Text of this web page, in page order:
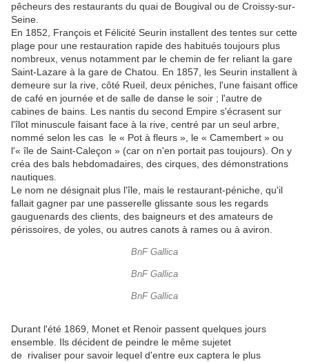
pêcheurs des restaurants du quai de Bougival ou de Croissy-sur-
Seine.
En 1852, François et Félicité Seurin installent des tentes sur cette
plage pour une restauration rapide des habitués toujours plus
nombreux, venus notamment par le chemin de fer reliant la gare
Saint-Lazare à la gare de Chatou. En 1857, les Seurin installent à
demeure sur la rive, côté Rueil, deux péniches, l'une faisant office
de café en journée et de salle de danse le soir ; l'autre de
cabines de bains. Les nantis du second Empire s'écrasent sur
l'îlot minuscule faisant face à la rive, centré par un seul arbre,
nommé selon les cas le « Pot à fleurs », le « Camembert » ou
l'« île de Saint-Caleçon » (car on n'en portait pas toujours). On y
créa des bals hebdomadaires, des cirques, des démonstrations
nautiques.
Le nom ne désignait plus l'île, mais le restaurant-péniche, qu'il
fallait gagner par une passerelle glissante sous les regards
gauguenards des clients, des baigneurs et des amateurs de
périssoires, de yoles, ou autres canots à rames ou à aviron.
BnF Gallica
BnF Gallica
BnF Gallica
Durant l'été 1869, Monet et Renoir passent quelques jours
ensemble. Ils décident de peindre le même sujetet
de rivaliser pour savoir lequel d'entre eux captera le plus